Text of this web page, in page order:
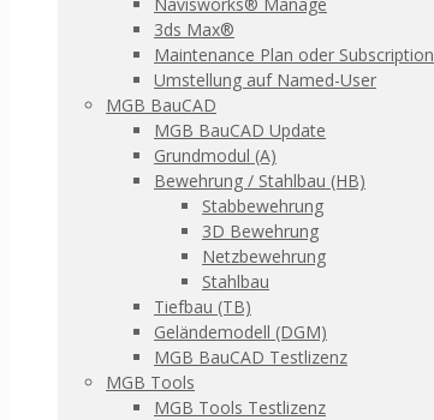
3ds Max®
Maintenance Plan oder Subscription
Umstellung auf Named-User
MGB BauCAD
MGB BauCAD Update
Grundmodul (A)
Bewehrung / Stahlbau (HB)
Stabbewehrung
3D Bewehrung
Netzbewehrung
Stahlbau
Tiefbau (TB)
Geländemodell (DGM)
MGB BauCAD Testlizenz
MGB Tools
MGB Tools Testlizenz